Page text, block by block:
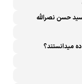
حسن نصرالله
میدانستند؟